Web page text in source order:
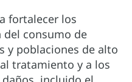
fortalecer los
del consumo de
y poblaciones de alto
tratamiento y a los